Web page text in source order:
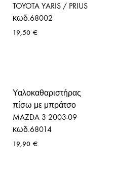
TOYOTA YARIS / PRIUS
κωδ.68002
19,50 €
Υαλοκαθαριστήρας
πίσω με μπράτσο
MAZDA 3 2003-09
κωδ.68014
19,90 €